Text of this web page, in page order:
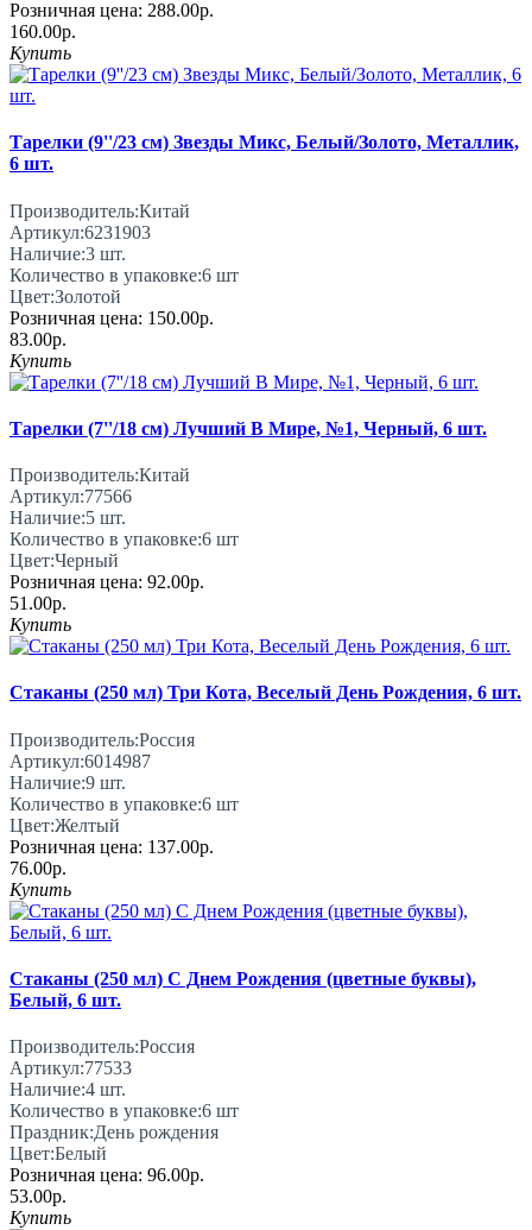
Розничная цена: 288.00р.
160.00р.
Купить
Тарелки (9''/23 см) Звезды Микс, Белый/Золото, Металлик,
6 шт.
Производитель:Китай
Артикул:6231903
Наличие:3 шт.
Количество в упаковке:6 шт
Цвет:Золотой
Розничная цена: 150.00р.
83.00р.
Купить
Тарелки (7''/18 см) Лучший В Мире, №1, Черный, 6 шт.
Производитель:Китай
Артикул:77566
Наличие:5 шт.
Количество в упаковке:6 шт
Цвет:Черный
Розничная цена: 92.00р.
51.00р.
Купить
Стаканы (250 мл) Три Кота, Веселый День Рождения, 6 шт.
Производитель:Россия
Артикул:6014987
Наличие:9 шт.
Количество в упаковке:6 шт
Цвет:Желтый
Розничная цена: 137.00р.
76.00р.
Купить
Стаканы (250 мл) С Днем Рождения (цветные буквы),
Белый, 6 шт.
Производитель:Россия
Артикул:77533
Наличие:4 шт.
Количество в упаковке:6 шт
Праздник:День рождения
Цвет:Белый
Розничная цена: 96.00р.
53.00р.
Купить